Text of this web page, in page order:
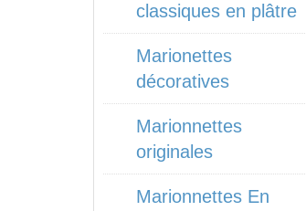
classiques en plâtre
Marionettes
décoratives
Marionnettes
originales
Marionnettes En